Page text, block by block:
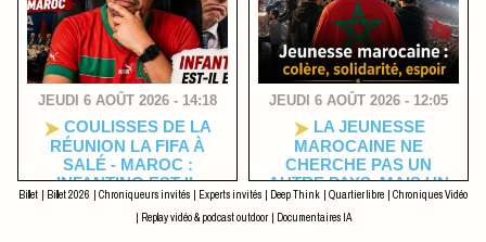
JEUDI 6 AOÛT 2026 - 14:18
COULISSES DE LA
RÉUNION LA FIFA À
SALÉ - MAROC :
INFANTINO EST-IL
ENCORE MAÎTRE DU
JEU ?
JEUDI 6 AOÛT 2026 - 12:05
LA JEUNESSE
MAROCAINE NE
CHERCHE PAS UN
AUTRE PAYS, MAIS UN
MAROC MEILLEUR
Billet | Billet 2026 | Chroniqueurs invités | Experts invités | Deep Think | Quartier libre | Chroniques Vidéo
| Replay vidéo & podcast outdoor | Documentaires IA